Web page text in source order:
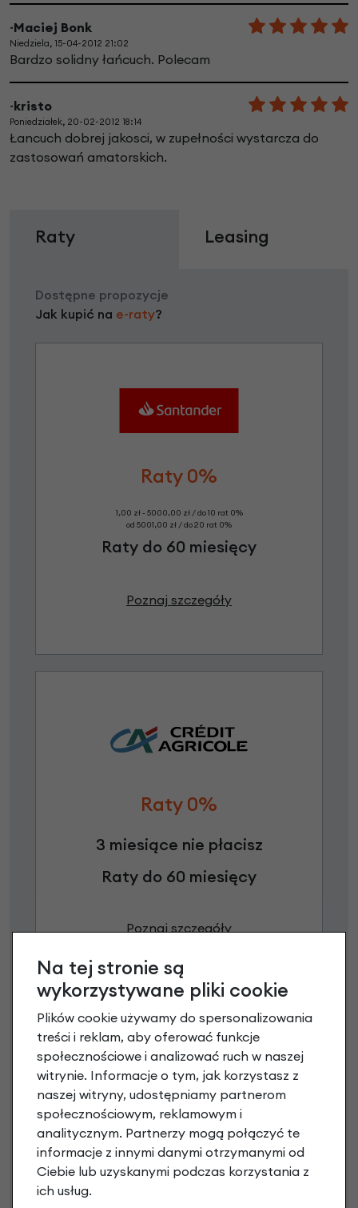
~Maciej Bonk
Niedziela, 15-04-2012 21:02
Bardzo solidny łańcuch. Polecam
~kristo
Poniedziałek, 20-02-2012 18:14
Łancuch dobrej jakosci, w zupełności wystarcza do
zastosowań amatorskich.
Raty Leasing
Dostępne propozycje
Jak kupić na e-raty?
Raty 0%
1,00 zł - 5000,00 zł / do 10 rat 0%
od 5001,00 zł / do 20 rat 0%
Raty do 60 miesięcy
Poznaj szczegóły
Raty 0%
3 miesiące nie płacisz
Raty do 60 miesięcy
Poznaj szczegóły
Raty 0%
3 miesiące nie płacisz
Na tej stronie są
wykorzystywane pliki cookie
Plików cookie używamy do spersonalizowania
treści i reklam, aby oferować funkcje
społecznościowe i analizować ruch w naszej
witrynie. Informacje o tym, jak korzystasz z
naszej witryny, udostępniamy partnerom
społecznościowym, reklamowym i
analitycznym. Partnerzy mogą połączyć te
informacje z innymi danymi otrzymanymi od
Ciebie lub uzyskanymi podczas korzystania z
ich usług.